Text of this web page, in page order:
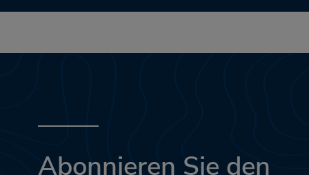
Abonnieren Sie den